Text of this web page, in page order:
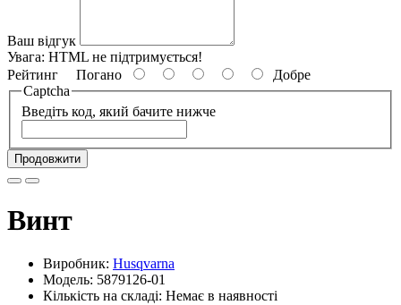
Ваш відгук
Увага: HTML не підтримується!
Рейтинг Погано
Добре
Captcha
Введіть код, який бачите нижче
Продовжити
Винт
Виробник: Husqvarna
Модель: 5879126-01
Кількість на складі: Немає в наявності